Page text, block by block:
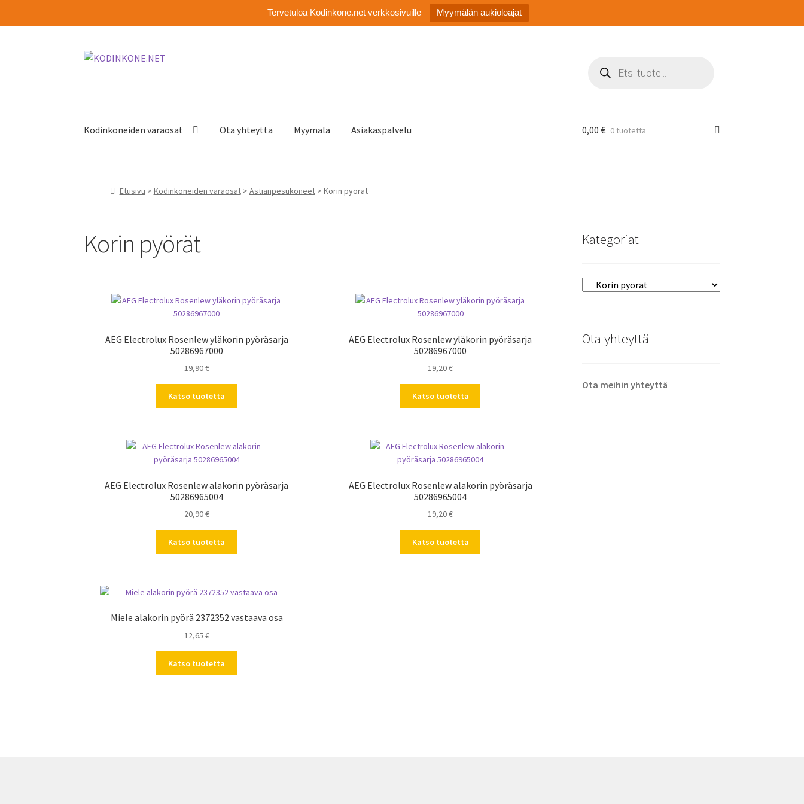
Tervetuloa Kodinkone.net verkkosivuille Myymälän aukioloajat
Siirry
Siirry
search
Kodinkoneiden varaosat Ota yhteyttä Myymälä Asiakaspalvelu 0,00 € 0 tuotetta
Etusivu > Kodinkoneiden varaosat> Astianpesukoneet> Korin pyörät
Korin pyörät
AEG Electrolux Rosenlew yläkorin pyöräsarja
50286967000
19,90€
Katso tuotetta
AEG Electrolux Rosenlew yläkorin pyöräsarja
50286967000
19,20€
Katso tuotetta
AEG Electrolux Rosenlew alakorin pyöräsarja
50286965004
20,90€
Katso tuotetta
AEG Electrolux Rosenlew alakorin pyöräsarja
50286965004
19,20€
Katso tuotetta
Miele alakorin pyörä 2372352 vastaava osa
12,65 €
Katso tuotetta
Kategoriat
Ota yhteyttä
Ota meihin yhteyttä